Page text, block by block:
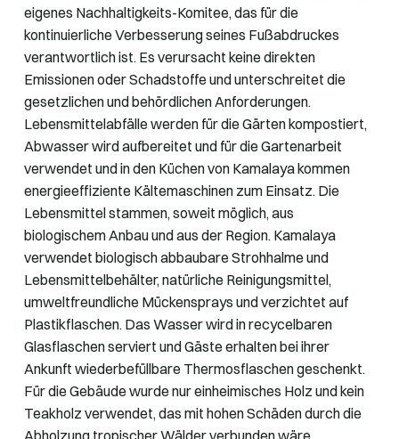
eigenes Nachhaltigkeits-Komitee, das für die
kontinuierliche Verbesserung seines Fußabdruckes
verantwortlich ist. Es verursacht keine direkten
Emissionen oder Schadstoffe und unterschreitet die
gesetzlichen und behördlichen Anforderungen.
Lebensmittelabfälle werden für die Gärten kompostiert,
Abwasser wird aufbereitet und für die Gartenarbeit
verwendet und in den Küchen von Kamalaya kommen
energieeffiziente Kältemaschinen zum Einsatz. Die
Lebensmittel stammen, soweit möglich, aus
biologischem Anbau und aus der Region. Kamalaya
verwendet biologisch abbaubare Strohhalme und
Lebensmittelbehälter, natürliche Reinigungsmittel,
umweltfreundliche Mückensprays und verzichtet auf
Plastikflaschen. Das Wasser wird in recycelbaren
Glasflaschen serviert und Gäste erhalten bei ihrer
Ankunft wiederbefüllbare Thermosflaschen geschenkt.
Für die Gebäude wurde nur einheimisches Holz und kein
Teakholz verwendet, das mit hohen Schäden durch die
Abholzung tropischer Wälder verbunden wäre.